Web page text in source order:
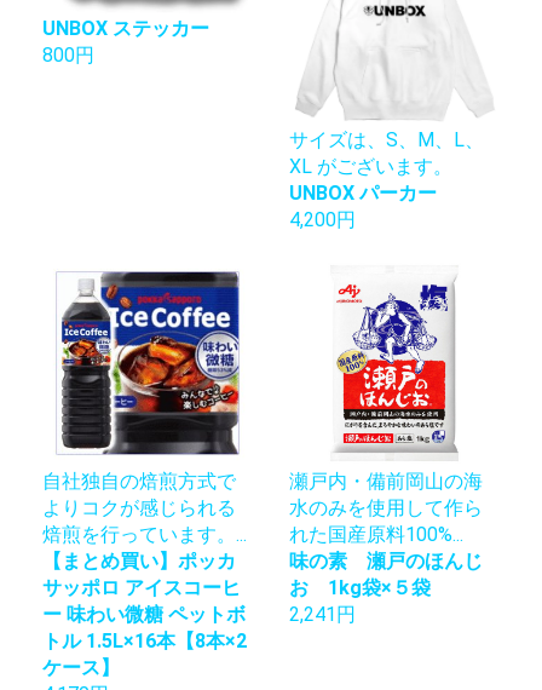
UNBOX ステッカー
800円
サイズは、S、M、L、
XL がございます。
UNBOX パーカー
4,200円
自社独自の焙煎方式で
よりコクが感じられる
焙煎を行っています。...
【まとめ買い】ポッカ
サッポロ アイスコーヒ
ー 味わい微糖 ペットボ
トル 1.5L×16本【8本×2
ケース】
瀬戸内・備前岡山の海
水のみを使用して作ら
れた国産原料100%...
味の素 瀬戸のほんじ
お 1kg袋×５袋
2,241円